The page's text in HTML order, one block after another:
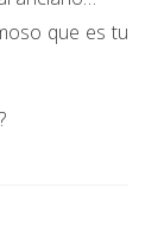
que es tu